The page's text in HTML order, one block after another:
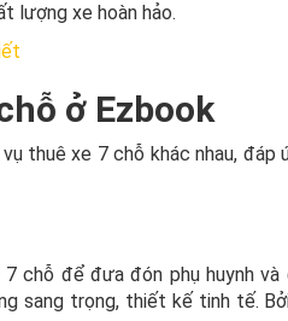
lượng xe hoàn hảo.
ở Ezbook
thuê xe 7 chỗ khác nhau, đáp
chỗ để đưa đón phụ huynh
sang trọng, thiết kế tinh tế.